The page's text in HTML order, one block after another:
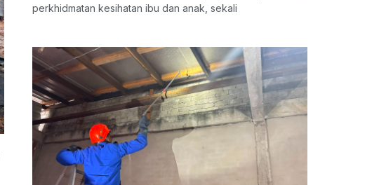
perkhidmatan kesihatan ibu dan anak, sekali